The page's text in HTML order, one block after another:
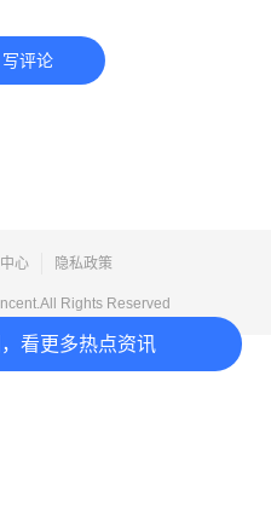
看更多热点资讯
评论
心 隐私政策
Rights Reserved